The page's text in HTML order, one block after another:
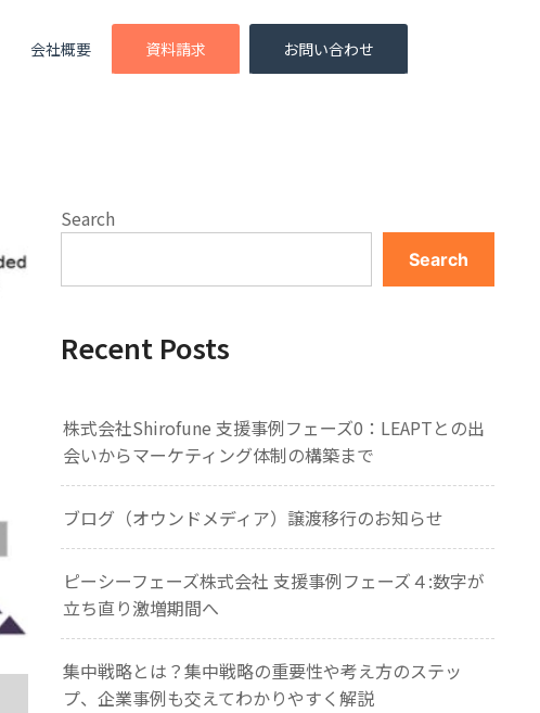
会社概要 資料請求 お問い合わせ
Search
Search
Recent Posts
株式会社Shirofune 支援事例フェーズ0：LEAPTとの出
会いからマーケティング体制の構築まで
ブログ（オウンドメディア）譲渡移行のお知らせ
ピーシーフェーズ株式会社 支援事例フェーズ４:数字が
立ち直り激増期間へ
集中戦略とは？集中戦略の重要性や考え方のステッ
プ、企業事例も交えてわかりやすく解説